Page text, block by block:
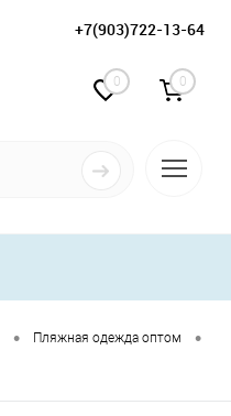
+7(903)722-13-64
0 0
• Пляжная одежда оптом •